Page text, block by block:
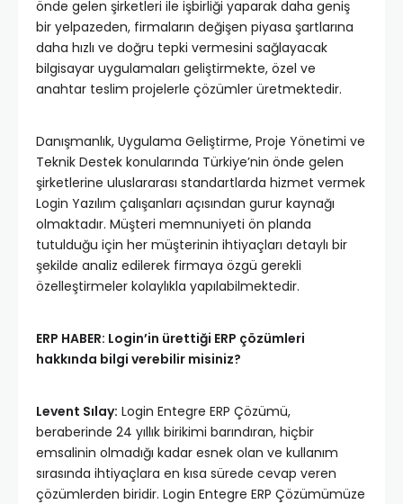
önde gelen şirketleri ile işbirliği yaparak daha geniş
bir yelpazeden, firmaların değişen piyasa şartlarına
daha hızlı ve doğru tepki vermesini sağlayacak
bilgisayar uygulamaları geliştirmekte, özel ve
anahtar teslim projelerle çözümler üretmektedir.
Danışmanlık, Uygulama Geliştirme, Proje Yönetimi ve
Teknik Destek konularında Türkiye’nin önde gelen
şirketlerine uluslararası standartlarda hizmet vermek
Login Yazılım çalışanları açısından gurur kaynağı
olmaktadır. Müşteri memnuniyeti ön planda
tutulduğu için her müşterinin ihtiyaçları detaylı bir
şekilde analiz edilerek firmaya özgü gerekli
özelleştirmeler kolaylıkla yapılabilmektedir.
ERP HABER: Login’in ürettiği ERP çözümleri
hakkında bilgi verebilir misiniz?
Levent Sılay: Login Entegre ERP Çözümü,
beraberinde 24 yıllık birikimi barındıran, hiçbir
emsalinin olmadığı kadar esnek olan ve kullanım
sırasında ihtiyaçlara en kısa sürede cevap veren
çözümlerden biridir. Login Entegre ERP Çözümümüze